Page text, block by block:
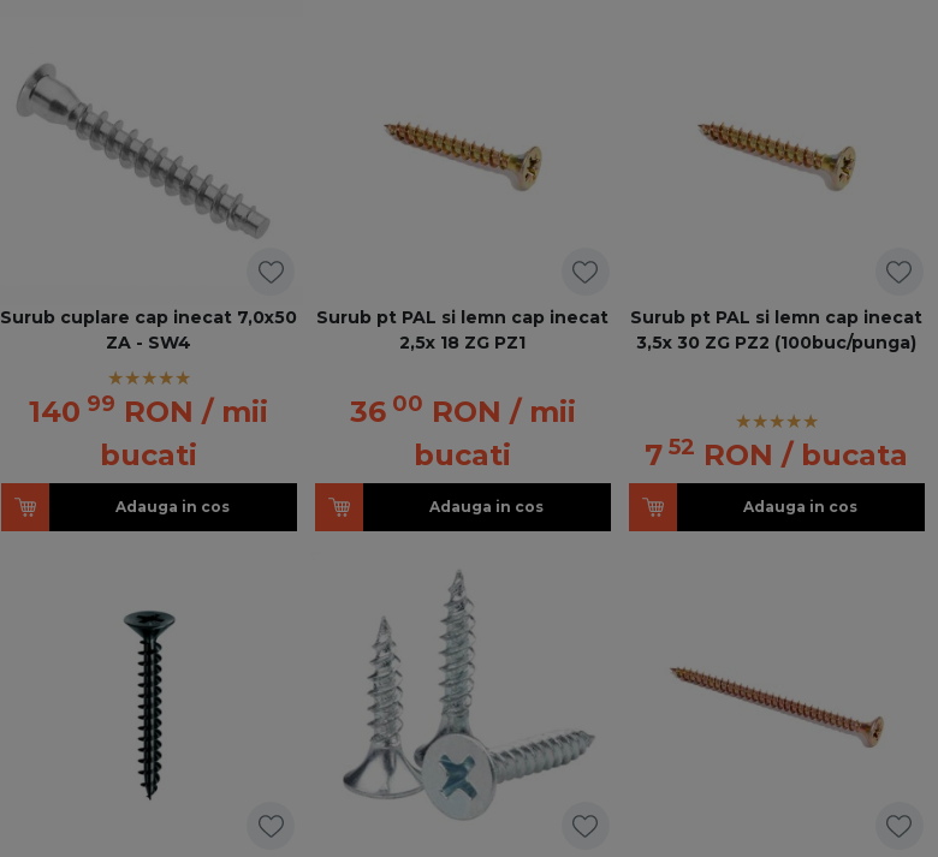
Surub cuplare cap inecat 7,0x50
ZA - SW4
140 99 RON / mii
bucati
Adauga in cos
Surub pt PAL si lemn cap inecat
2,5x 18 ZG PZ1
36 00 RON / mii
bucati
Adauga in cos
Surub pt PAL si lemn cap inecat
3,5x 30 ZG PZ2 (100buc/punga)
7 52 RON / bucata
Adauga in cos